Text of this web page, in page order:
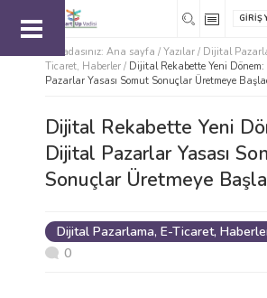
GIRIŞ
Buradasınız: Ana sayfa / Yazılar / Dijital
Ticaret, Haberler / Dijital Rekabette Yeni
Pazarlar Yasası Somut Sonuçlar Üretmeye
Dijital Rekabette Yeni
Dijital Pazarlar Yasası
Sonuçlar Üretmeye
Dijital Pazarlama, E-Ticaret,
0